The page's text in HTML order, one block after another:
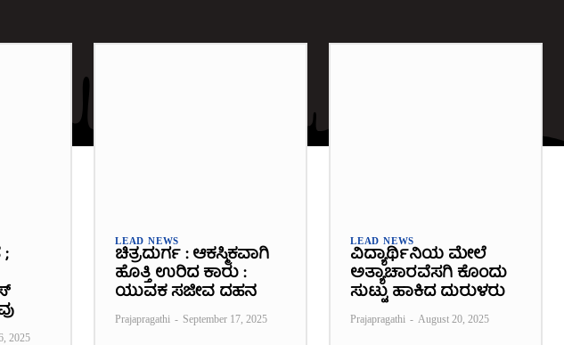
;
2025
LEAD NEWS
ಚಿತ್ರದುರ್ಗ : ಆಕಸ್ಮಿಕವಾಗಿ
ಹೊತ್ತಿ ಉರಿದ ಕಾರು :
ಯುವಕ ಸಜೀವ ದಹನ
Prajapragathi - September 17, 2025
LEAD NEWS
ವಿದ್ಯಾರ್ಥಿನಿಯ ಮೇಲೆ
ಅತ್ಯಾಚಾರವೆಸಗಿ ಕೊಂದು
ಸುಟ್ಟು ಹಾಕಿದ ದುರುಳರು
Prajapragathi - August 20, 2025